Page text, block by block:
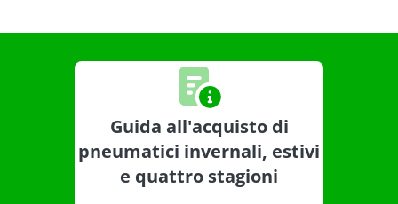
Guida all'acquisto di
pneumatici invernali, estivi
e quattro stagioni